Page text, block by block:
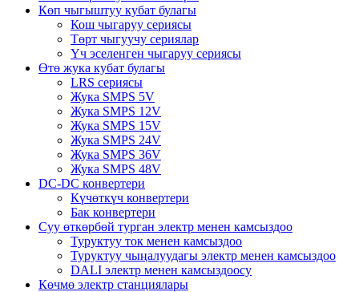
Көп чыгыштуу кубат булагы
Кош чыгаруу сериясы
Төрт чыгуучу сериялар
Үч эселенген чыгаруу сериясы
Өтө жука кубат булагы
LRS сериясы
Жука SMPS 5V
Жука SMPS 12V
Жука SMPS 15V
Жука SMPS 24V
Жука SMPS 36V
Жука SMPS 48V
DC-DC конвертери
Күчөткүч конвертери
Бак конвертери
Суу өткөрбөй турган электр менен камсыздоо
Туруктуу ток менен камсыздоо
Туруктуу чыңалуудагы электр менен камсыздоо
DALI электр менен камсыздоосу
Көчмө электр станциялары